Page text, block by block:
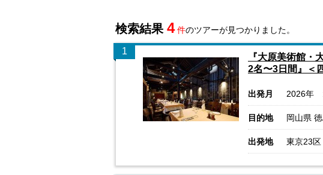
検索結果 4 件のツアーが見つかりました。
1
『大原美術館
2名〜3日間』＜
出発月 2026年
目的地 岡山県
出発地 東京23区